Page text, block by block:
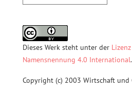
Dieses Werk steht unter der
Namensnennung 4.0 International.
Copyright (c) 2003 Wirtschaft und